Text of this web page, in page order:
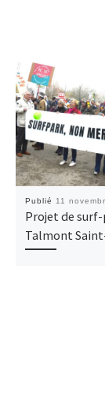
Publié 11
Projet de
Talmont